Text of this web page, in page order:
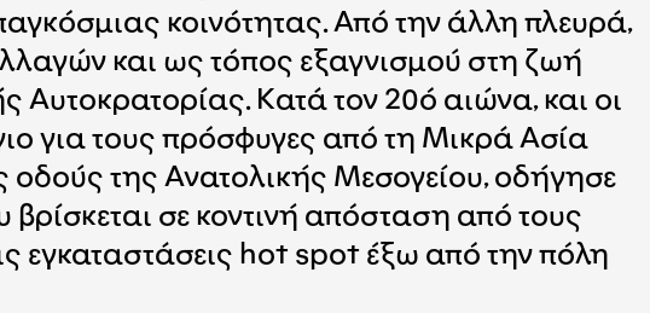
κοινότητας. Από την άλλη πλευρά,
και ως τόπος εξαγνισμού στη ζωή
Αυτοκρατορίας. Κατά τον 20ό αιώνα, και οι
για τους πρόσφυγες από τη Μικρά Ασία
οδούς της Ανατολικής Μεσογείου, οδήγησε
σε κοντινή απόσταση από τους
εγκαταστάσεις hot spot έξω από την πόλη